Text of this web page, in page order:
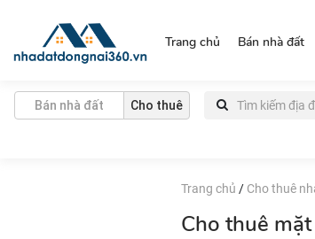
Trang chủ Bán nhà đất
Bán nhà đất Cho thuê
Trang chủ / Cho thuê
Cho thuê